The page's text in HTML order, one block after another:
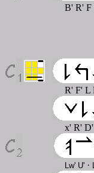
B' R' F
R' F' L
x' R'
Lw' U' ·